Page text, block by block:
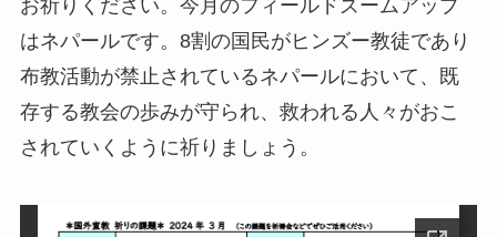
お祈りください。今月のフィールドズームアップ
はネパールです。8割の国民がヒンズー教徒であり
布教活動が禁止されているネパールにおいて、既
存する教会の歩みが守られ、救われる人々がおこ
されていくように祈りましょう。